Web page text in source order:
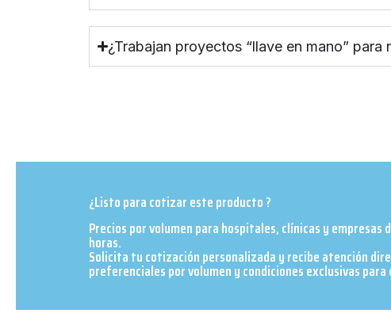
¿Trabajan proyectos “llave en mano” para
¿Listo para cotizar este producto ?
Precios por volumen para hospitales, clínicas y
horas.
Solicita tu cotización personalizada y recibe atención
preferenciales por volumen y condiciones exclusivas